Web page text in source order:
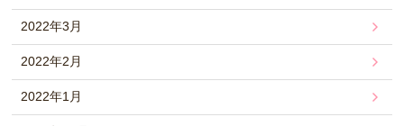
2022年3月
2022年2月
2022年1月